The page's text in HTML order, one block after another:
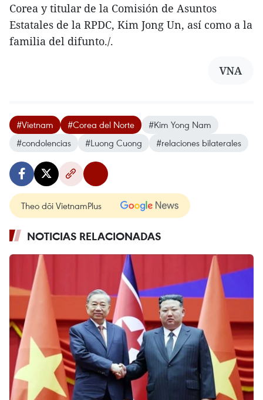
Corea y titular de la Comisión de Asuntos
Estatales de la RPDC, Kim Jong Un, así como a la
familia del difunto./.
VNA
#Vietnam #Corea del Norte
#Kim Yong Nam
#condolencias
#Luong Cuong #relaciones bilaterales
Theo dõi VietnamPlus
NOTICIAS RELACIONADAS